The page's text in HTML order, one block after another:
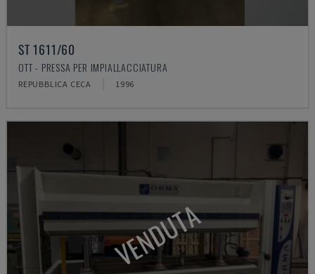
ST 1611/60
OTT - PRESSA PER IMPIALLACCIATURA
REPUBBLICA CECA 1996
VENDUTA